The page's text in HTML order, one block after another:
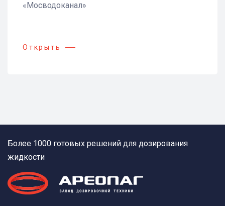
«Мосводоканал»
Открыть
Более 1000 готовых решений для дозирования
жидкости